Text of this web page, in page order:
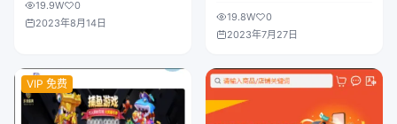
19.9W
0
2023年8月14日
19.8W
0
2023年7月27日
VIP 免费